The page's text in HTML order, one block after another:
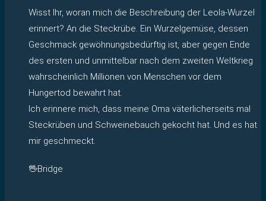
Wisst Ihr, woran mich die Beschreibung der Leola-Wurzel
erinnert? An die Steckrübe. Ein Wurzelgemüse, dessen
Geschmack gewöhnungsbedürftig ist, aber gegen Ende
des ersten und unmittelbar nach dem zweiten Weltkrieg
wahrscheinlich Millionen von Menschen vor dem
Hungertod bewahrt hat.
Ich erinnere mich, dass meine Oma väterlicherseits mal
Steckrüben und Schweinebauch gekocht hat. Und es hat
mir geschmeckt.
🖖Bridge